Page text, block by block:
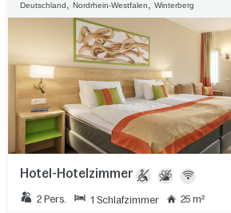
Deutschland , Nordrhein-Westfalen, Winterberg
Hotel-Hotelzimmer
2 Pers. 1 Schlafzimmer 25 m²